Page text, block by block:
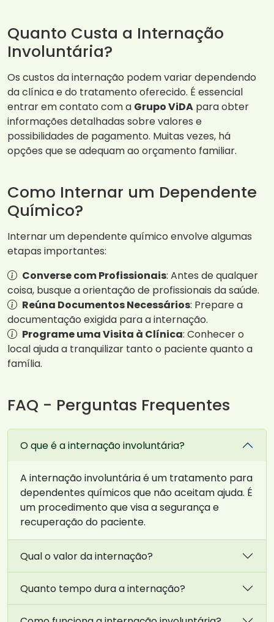
Quanto Custa a Internação
Involuntária?
Os custos da internação podem variar dependendo
da clínica e do tratamento oferecido. É essencial
entrar em contato com a Grupo ViDA para obter
informações detalhadas sobre valores e
possibilidades de pagamento. Muitas vezes, há
opções que se adequam ao orçamento familiar.
Como Internar um Dependente
Químico?
Internar um dependente químico envolve algumas
etapas importantes:
Converse com Profissionais: Antes de qualquer
coisa, busque a orientação de profissionais da saúde.
Reúna Documentos Necessários: Prepare a
documentação exigida para a internação.
Programe uma Visita à Clínica: Conhecer o
local ajuda a tranquilizar tanto o paciente quanto a
família.
FAQ - Perguntas Frequentes
O que é a internação involuntária?
A internação involuntária é um tratamento para
dependentes químicos que não aceitam ajuda. É
um procedimento que visa a segurança e
recuperação do paciente.
Qual o valor da internação?
Quanto tempo dura a internação?